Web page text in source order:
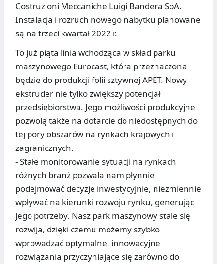
Costruzioni Meccaniche Luigi Bandera SpA.
Instalacja i rozruch nowego nabytku planowane
są na trzeci kwartał 2022 r.
To już piąta linia wchodząca w skład parku
maszynowego Eurocast, która przeznaczona
będzie do produkcji folii sztywnej APET. Nowy
ekstruder nie tylko zwiększy potencjał
przedsiębiorstwa. Jego możliwości produkcyjne
pozwolą także na dotarcie do niedostępnych do
tej pory obszarów na rynkach krajowych i
zagranicznych.
- Stałe monitorowanie sytuacji na rynkach
różnych branż pozwala nam płynnie
podejmować decyzje inwestycyjnie, niezmiennie
wpływać na kierunki rozwoju rynku, generując
jego potrzeby. Nasz park maszynowy stale się
rozwija, dzięki czemu możemy szybko
wprowadzać optymalne, innowacyjne
rozwiązania przyczyniające się zarówno do